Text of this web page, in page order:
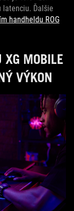
latenciu. Ďalšie
handheldu ROG
XG MOBILE
VÝKON